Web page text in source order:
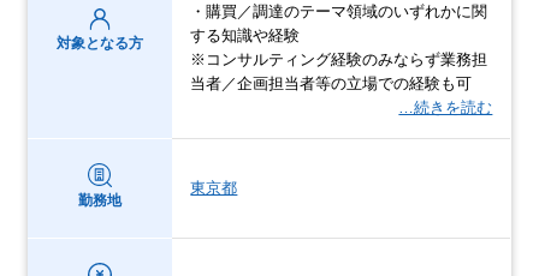
対象となる方
・購買／調達のテーマ領域のいずれかに関
する知識や経験
※コンサルティング経験のみならず業務担
当者／企画担当者等の立場での経験も可
…続きを読む
勤務地
東京都